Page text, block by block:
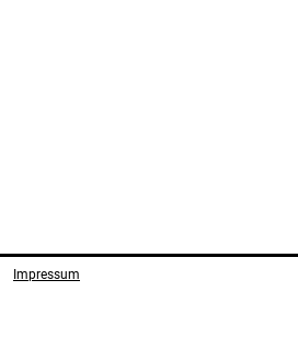
Impressum